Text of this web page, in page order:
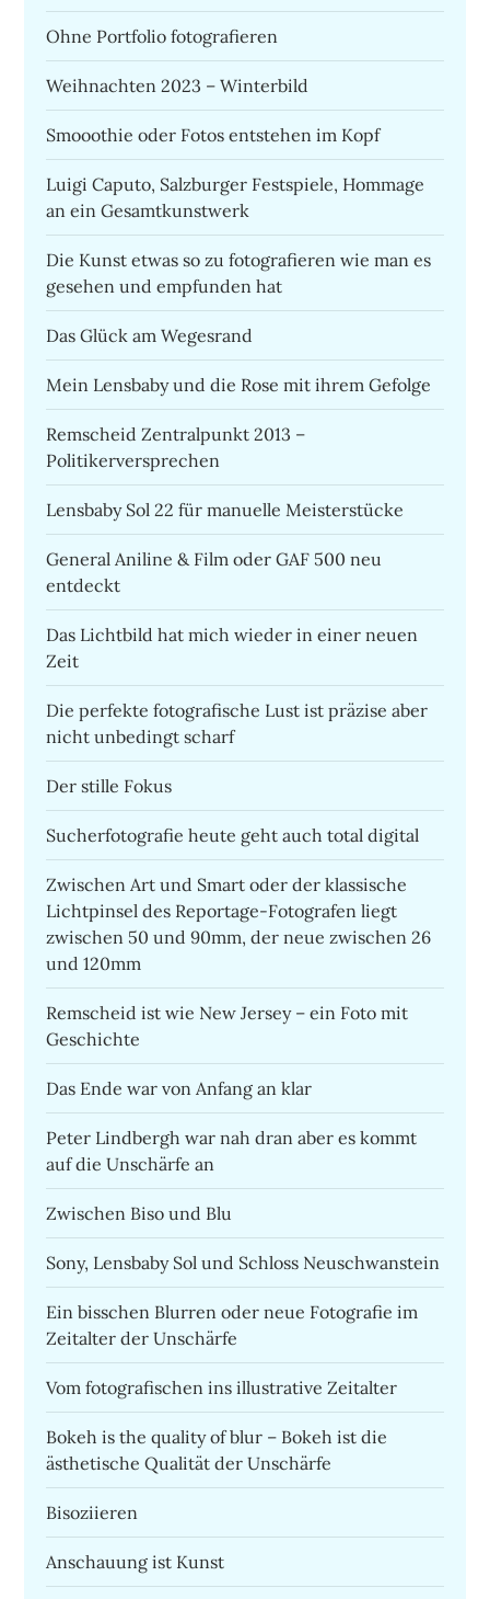
Ohne Portfolio fotografieren
Weihnachten 2023 – Winterbild
Smooothie oder Fotos entstehen im Kopf
Luigi Caputo, Salzburger Festspiele, Hommage
an ein Gesamtkunstwerk
Die Kunst etwas so zu fotografieren wie man es
gesehen und empfunden hat
Das Glück am Wegesrand
Mein Lensbaby und die Rose mit ihrem Gefolge
Remscheid Zentralpunkt 2013 –
Politikerversprechen
Lensbaby Sol 22 für manuelle Meisterstücke
General Aniline & Film oder GAF 500 neu
entdeckt
Das Lichtbild hat mich wieder in einer neuen
Zeit
Die perfekte fotografische Lust ist präzise aber
nicht unbedingt scharf
Der stille Fokus
Sucherfotografie heute geht auch total digital
Zwischen Art und Smart oder der klassische
Lichtpinsel des Reportage-Fotografen liegt
zwischen 50 und 90mm, der neue zwischen 26
und 120mm
Remscheid ist wie New Jersey – ein Foto mit
Geschichte
Das Ende war von Anfang an klar
Peter Lindbergh war nah dran aber es kommt
auf die Unschärfe an
Zwischen Biso und Blu
Sony, Lensbaby Sol und Schloss Neuschwanstein
Ein bisschen Blurren oder neue Fotografie im
Zeitalter der Unschärfe
Vom fotografischen ins illustrative Zeitalter
Bokeh is the quality of blur – Bokeh ist die
ästhetische Qualität der Unschärfe
Bisoziieren
Anschauung ist Kunst